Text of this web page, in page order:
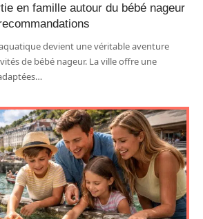
en famille autour du bébé nageur
devient une véritable aventure
de bébé nageur. La ville offre une
…